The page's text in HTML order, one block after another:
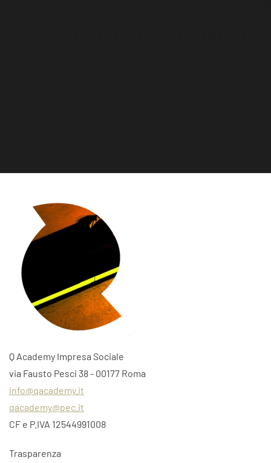
Q Academy Impresa Sociale
via Fausto Pesci 38 - 00177 Roma
info@qacademy.it
qacademy@pec.it
CF e P.IVA 12544991008
Trasparenza